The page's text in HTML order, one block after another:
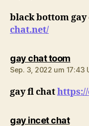
black bottom
chat.net/
gay chat toomsagt:
Sep. 3, 2022 um 17:43
gay fl chat
gay incet chatsagt: